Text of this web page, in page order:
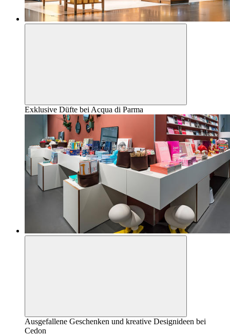
Exklusive Düfte bei Acqua di Parma
Ausgefallene Geschenken und kreative Designideen bei
Cedon